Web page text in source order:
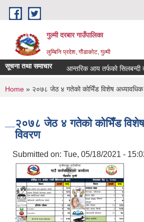
Skip to main content
गुल्मी दरबार गाउँपालिका
लुम्बिनि प्रदेश, गौंडाकोट, गुल्मी
सूचना तथा समाचार आन्तरिक आय तर्फको सिलबन्दी
You are here
Home » २०७८ जेठ ४ गतेको कोभिँड विशेष अध्यावधिक
२०७८ जेठ ४ गतेको कोभिँड
विवरण
Submitted on: Tue, 05/18/2021 -